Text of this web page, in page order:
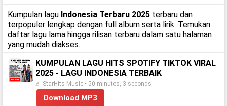
Kumpulan lagu Indonesia Terbaru 2025 terbaru dan
terpopuler lengkap dengan full album serta lirik. Temukan
daftar lagu lama hingga rilisan terbaru dalam satu halaman
yang mudah diakses.
KUMPULAN LAGU HITS SPOTIFY TIKTOK VIRAL
2025 - LAGU INDONESIA TERBAIK
♬ StarHits Music • 50 minutes, 3 seconds
Download MP3